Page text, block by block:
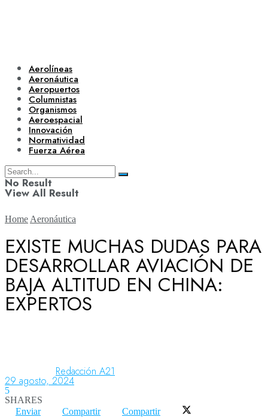
Aerolíneas
Aeronáutica
Aeropuertos
Columnistas
Organismos
Aeroespacial
Innovación
Normatividad
Fuerza Aérea
No Result
View All Result
Aerolíneas
Aeronáutica
Home Aeronáutica
EXISTE MUCHAS DUDAS PARA
DESARROLLAR AVIACIÓN DE
BAJA ALTITUD EN CHINA:
EXPERTOS
Redacción A21
29 agosto, 2024
5
SHARES
Enviar
Compartir Compartir